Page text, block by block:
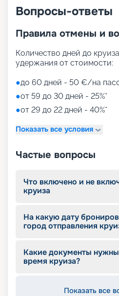
Вопросы-ответы
Правила отмены и
Количество дней до
удержания от стоимости:
●до 60 дней - 50 €/на
●от 59 до 30 дней - 25%*
●от 29 до 22 дней - 40%*
Показать все условия
Частые вопросы
Что включено и не
круиза
На какую дату
город отправления
Какие документы
время круиза?
Показать все